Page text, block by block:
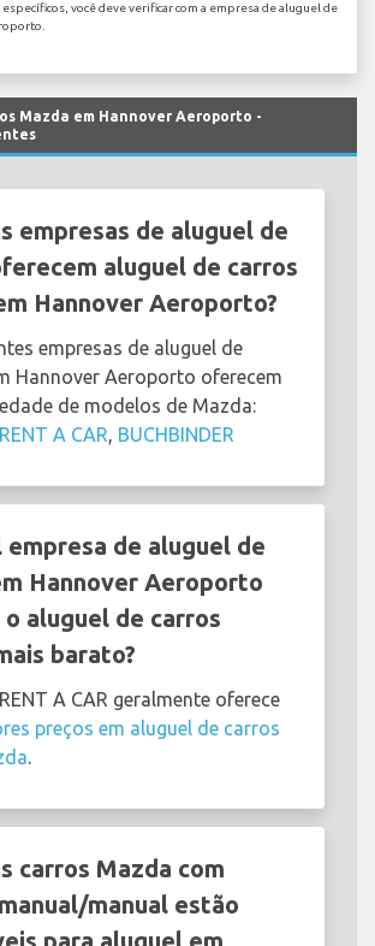
você deve verificar com a empresa de aluguel de
Mazda em Hannover Aeroporto -
empresas de aluguel de
aluguel de carros
Hannover Aeroporto?
empresas de aluguel de
Hannover Aeroporto oferecem
de modelos de Mazda:
A CAR, BUCHBINDER
empresa de aluguel de
Hannover Aeroporto
aluguel de carros
barato?
A CAR geralmente oferece
preços em aluguel de carros
.
carros Mazda com
manual estão